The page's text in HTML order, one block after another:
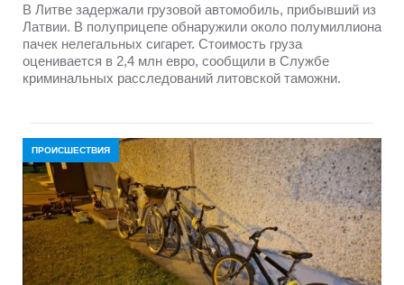
В Литве задержали грузовой автомобиль, прибывший из
Латвии. В полуприцепе обнаружили около полумиллиона
пачек нелегальных сигарет. Стоимость груза
оценивается в 2,4 млн евро, сообщили в Службе
криминальных расследований литовской таможни.
ПРОИСШЕСТВИЯ